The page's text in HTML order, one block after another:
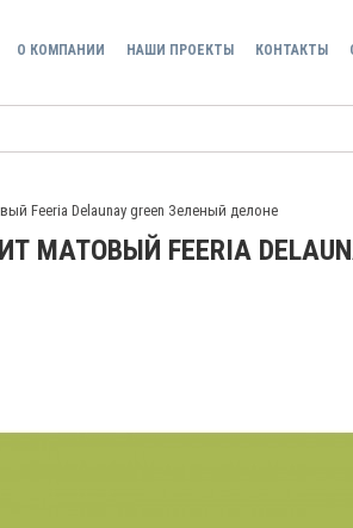
О КОМПАНИИ НАШИ ПРОЕКТЫ КОНТАКТЫ
Feeria Delaunay green Зеленый делоне
МАТОВЫЙ FEERIA